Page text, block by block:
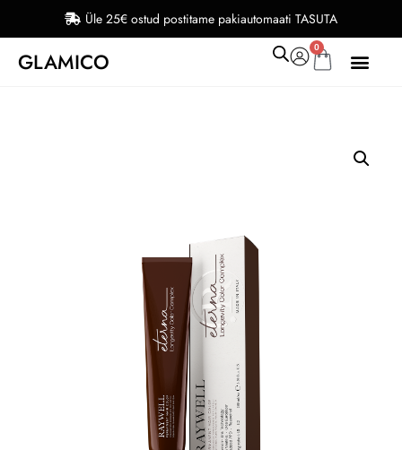
Üle 25€ ostud postitame pakiautomaati TASUTA
GLAMICO
0